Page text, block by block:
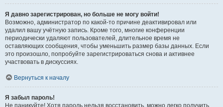
Я давно зарегистрирован, но больше не могу войти!
Возможно, администратор по какой-то причине деактивировал или
удалил вашу учётную запись. Кроме того, многие конференции
периодически удаляют пользователей, длительное время не
оставляющих сообщения, чтобы уменьшить размер базы данных. Если
это произошло, попробуйте зарегистрироваться снова и активнее
участвовать в дискуссиях.
Вернуться к началу
Я забыл пароль!
Не паникуйте! Хотя пароль нельзя восстановить, можно легко получить